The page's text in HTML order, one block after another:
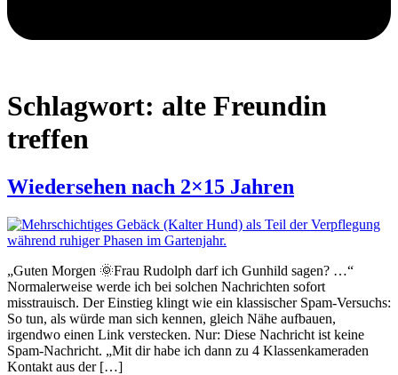
Schlagwort: alte Freundin
treffen
Wiedersehen nach 2×15 Jahren
„Guten Morgen 🌞Frau Rudolph darf ich Gunhild sagen? …“
Normalerweise werde ich bei solchen Nachrichten sofort
misstrauisch. Der Einstieg klingt wie ein klassischer Spam-Versuchs:
So tun, als würde man sich kennen, gleich Nähe aufbauen,
irgendwo einen Link verstecken. Nur: Diese Nachricht ist keine
Spam-Nachricht. „Mit dir habe ich dann zu 4 Klassenkameraden
Kontakt aus der […]